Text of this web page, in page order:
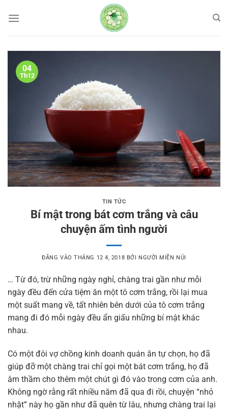
qua
04
Th12
TIN TỨC
Bí mật trong bát cơm trắng và câu
chuyện ấm tình người
ĐĂNG VÀOTHÁNG 12 4, 2018 BỞI NGƯỜI MIỀN NÚI
… Từ đó, trừ những ngày nghỉ, chàng trai gần như mỗi
ngày đều đến cửa tiệm ăn một tô cơm trắng, rồi lại mua
một suất mang về, tất nhiên bên dưới của tô cơm trắng
mang đi đó mỗi ngày đều ẩn giấu những bí mật khác
nhau.
Có một đôi vợ chồng kinh doanh quán ăn tự chọn, họ đã
giúp đỡ một chàng trai chỉ gọi một bát cơm trắng, họ đã
âm thầm cho thêm một chút gì đó vào trong cơm của anh.
Không ngờ rằng rất nhiều năm đã qua đi rồi, chuyện “nhỏ
nhặt” này họ gần như đã quên từ lâu, nhưng chàng trai lại